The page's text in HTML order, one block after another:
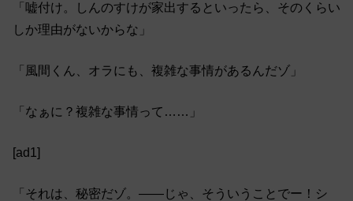
「嘘付け。しんのすけが家出するといったら、そのくらい
しか理由がないからな」
「風間くん、オラにも、複雑な事情があるんだゾ」
「なぁに？複雑な事情って……」
[ad1]
「それは、秘密だゾ。――じゃ、そういうことでー！シ